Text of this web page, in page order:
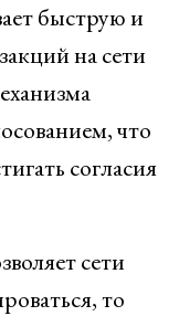
быструю и
на сети
что
согласия
сети
то